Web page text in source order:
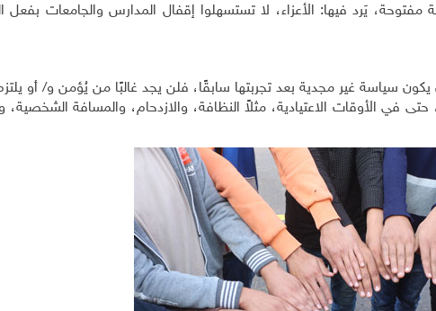
مفتوحة، يَرد فيها: الأعزاء، لا تستسهلوا إقفال المدارس والجامعات بفعل
يكون سياسة غير مجدية بعد تجربتها سابقًا، فلن يجد غالبًا من يُؤمن و/ أو
في الأوقات الاعتيادية، مثلاً النظافة، والازدحام، والمسافة الشخصية،